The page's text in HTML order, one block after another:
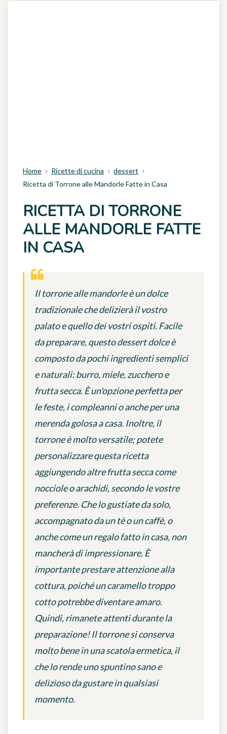
Home Ricette di cucina
dessert
Ricetta di Torrone alle Mandorle Fatte in Casa
RICETTA DI TORRONE
ALLE MANDORLE FATTE
IN CASA
Il torrone alle mandorle è un dolce
tradizionale che delizierà il vostro
palato e quello dei vostri ospiti. Facile
da preparare, questo dessert dolce è
composto da pochi ingredienti semplici
e naturali: burro, miele, zucchero e
frutta secca. È un'opzione perfetta per
le feste, i compleanni o anche per una
merenda golosa a casa. Inoltre, il
torrone è molto versatile; potete
personalizzare questa ricetta
aggiungendo altre frutta secca come
nocciole o arachidi, secondo le vostre
preferenze. Che lo gustiate da solo,
accompagnato da un tè o un caffè, o
anche come un regalo fatto in casa, non
mancherà di impressionare. È
importante prestare attenzione alla
cottura, poiché un caramello troppo
cotto potrebbe diventare amaro.
Quindi, rimanete attenti durante la
preparazione! Il torrone si conserva
molto bene in una scatola ermetica, il
che lo rende uno spuntino sano e
delizioso da gustare in qualsiasi
momento.